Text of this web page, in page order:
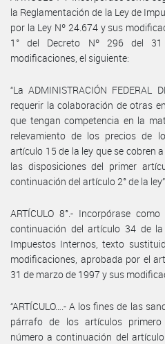
la Reglamentación de la Ley de
por la Ley Nº 24.674 y sus
1° del Decreto Nº 296 del
modificaciones, el siguiente:
“La ADMINISTRACIÓN FEDERAL
requerir la colaboración de otras
que tengan competencia en la
relevamiento de los precios de
artículo 15 de la ley que se cobren
las disposiciones del primer
continuación del artículo 2° de la ley”.
ARTÍCULO 8°.- Incorpórase
continuación del artículo 34 de
Impuestos Internos, texto
modificaciones, aprobada por el
31 de marzo de 1997 y sus
“ARTÍCULO….- A los fines de las
párrafo de los artículos
número a continuación del